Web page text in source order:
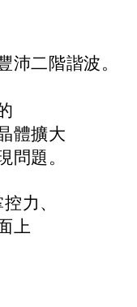
沛二階諧波。
體擴大
問題。
力、
上
品。